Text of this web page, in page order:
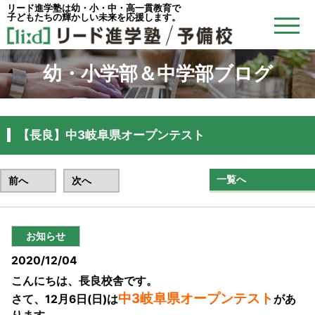
リード進学塾は幼・小・中・高一貫教育で
子どもたちの輝かしい未来を応援します。
幼・小学部＆中学部ブログ
【長良】中3岐阜県オープンテスト
前へ 次へ 一覧へ
お知らせ
2020/12/04
こんにちは、長良校舎です。
さて、12月6日(日)は中3岐阜県オープンテストがあ